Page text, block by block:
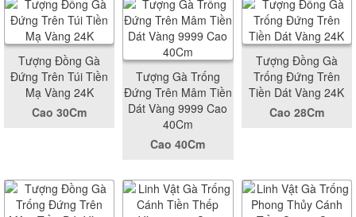
Tượng Đồng Gà
Đứng Trên Túi Tiền
Mạ Vàng 24K
Cao 30Cm
Tượng Gà Trống
Đứng Trên Mâm Tiền
Dát Vàng 9999 Cao
40Cm
Cao 40Cm
Tượng Đồng Gà
Trống Đứng Trên
Tiền Dát Vàng 24K
Cao 28Cm